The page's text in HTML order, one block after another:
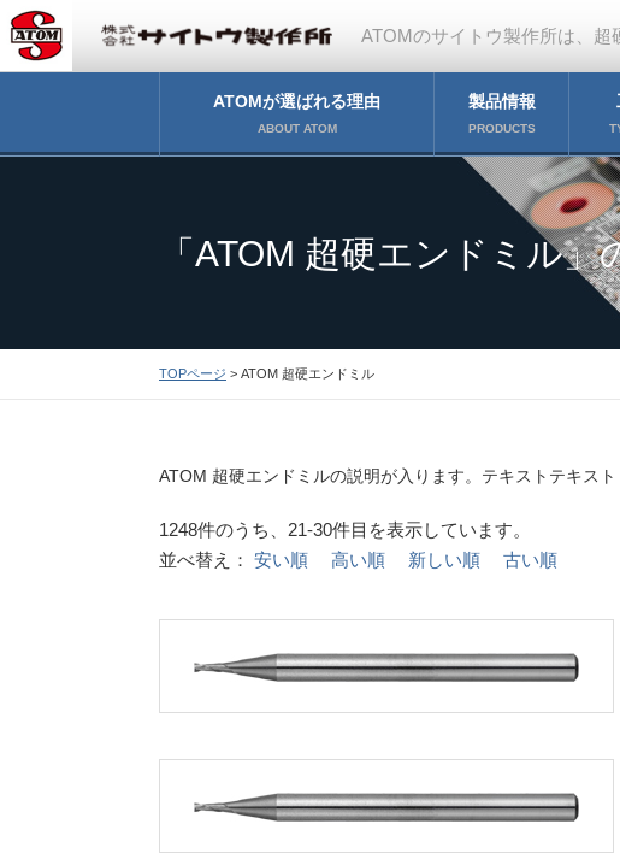
ATOMのサイトウ製作所は、超
ATOMが選ばれる理由
ABOUT ATOM
製品情報
PRODUCTS
「ATOM 超硬エンドミル」
TOPページ > ATOM 超硬エンドミル
ATOM 超硬エンドミルの説明が入ります。テキストテキスト
1248件のうち、21-30件目を表示しています。
並べ替え： 安い順 高い順 新しい順 古い順